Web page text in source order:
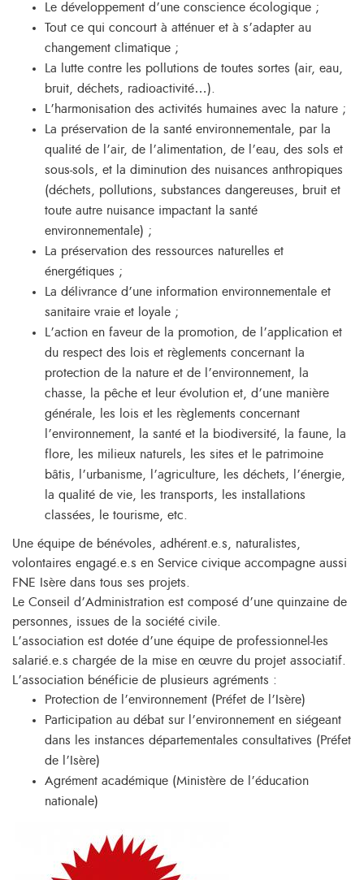
Le développement d’une conscience écologique ;
Tout ce qui concourt à atténuer et à s’adapter au
changement climatique ;
La lutte contre les pollutions de toutes sortes (air, eau,
bruit, déchets, radioactivité…).
L’harmonisation des activités humaines avec la nature ;
La préservation de la santé environnementale, par la
qualité de l’air, de l’alimentation, de l’eau, des sols et
sous-sols, et la diminution des nuisances anthropiques
(déchets, pollutions, substances dangereuses, bruit et
toute autre nuisance impactant la santé
environnementale) ;
La préservation des ressources naturelles et
énergétiques ;
La délivrance d’une information environnementale et
sanitaire vraie et loyale ;
L’action en faveur de la promotion, de l’application et
du respect des lois et règlements concernant la
protection de la nature et de l’environnement, la
chasse, la pêche et leur évolution et, d’une manière
générale, les lois et les règlements concernant
l’environnement, la santé et la biodiversité, la faune, la
flore, les milieux naturels, les sites et le patrimoine
bâtis, l’urbanisme, l’agriculture, les déchets, l’énergie,
la qualité de vie, les transports, les installations
classées, le tourisme, etc.
Une équipe de bénévoles, adhérent.e.s, naturalistes,
volontaires engagé.e.s en Service civique accompagne aussi
FNE Isère dans tous ses projets.
Le Conseil d’Administration est composé d’une quinzaine de
personnes, issues de la société civile.
L’association est dotée d’une équipe de professionnel-les
salarié.e.s chargée de la mise en œuvre du projet associatif.
L’association bénéficie de plusieurs agréments :
Protection de l’environnement (Préfet de l’Isère)
Participation au débat sur l’environnement en siégeant
dans les instances départementales consultatives (Préfet
de l’Isère)
Agrément académique (Ministère de l’éducation
nationale)